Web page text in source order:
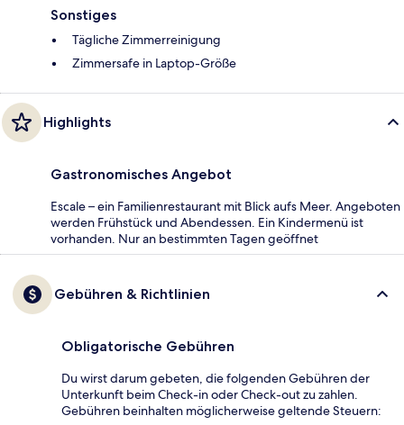
Sonstiges
Tägliche Zimmerreinigung
Zimmersafe in Laptop-Größe
Highlights
Gastronomisches Angebot
Escale – ein Familienrestaurant mit Blick aufs Meer. Angeboten
werden Frühstück und Abendessen. Ein Kindermenü ist
vorhanden. Nur an bestimmten Tagen geöffnet
Gebühren & Richtlinien
Obligatorische Gebühren
Du wirst darum gebeten, die folgenden Gebühren der
Unterkunft beim Check-in oder Check-out zu zahlen.
Gebühren beinhalten möglicherweise geltende Steuern: